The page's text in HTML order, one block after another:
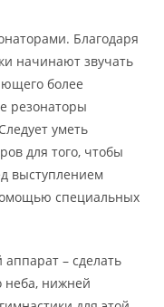
Благодаря
начинают звучать
более
резонаторы
уметь
для того, чтобы
выступлением
специальных
– сделать
неба, нижней